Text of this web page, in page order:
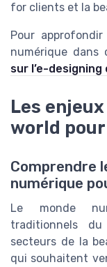
for clients et la
Pour
numérique dans
sur l’e-
Les
world
Comprendre
numérique
Le monde
traditionnels
secteurs de la
qui souhaitent